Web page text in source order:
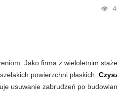
Jako firma z wieloletnim
powierzchni płaskich.
usuwanie zabrudzeń po